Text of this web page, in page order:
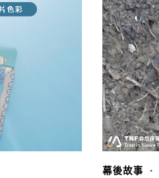
幕後故事